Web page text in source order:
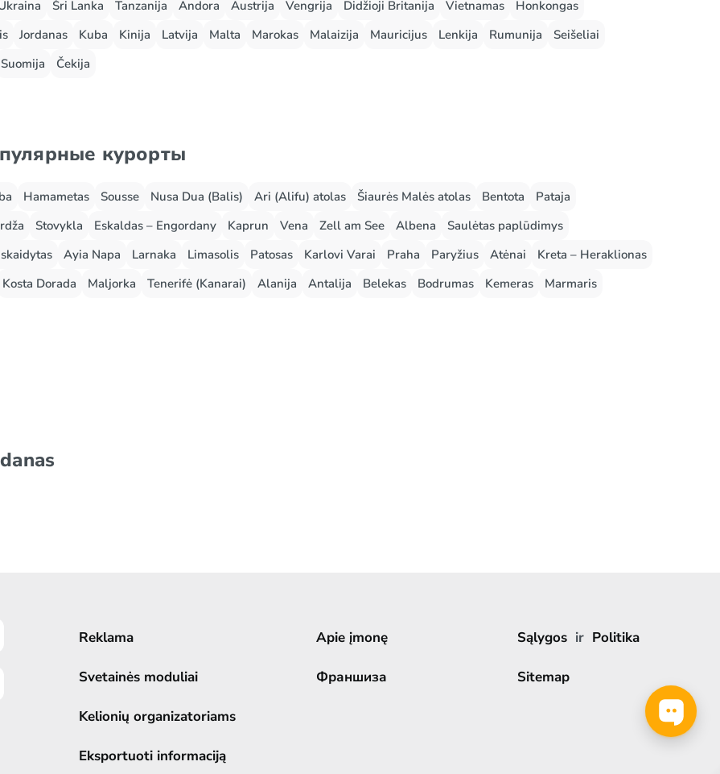
Šri Lanka Tanzanija Andora Austrija Vengrija Didžioji Britanija Vietnamas
Honkongas
Jordanas Kuba Kinija Latvija Malta Marokas Malaizija Mauricijus Lenkija Rumunija
Seišeliai
Suomija Čekija
курорты
Hamametas Sousse Nusa Dua (Balis) Ari (Alifu) atolas Šiaurės Malės atolas Bentota
Pataja
Stovykla Eskaldas – Engordany Kaprun Vena Zell am See Albena
Saulėtas paplūdimys
Ayia Napa Larnaka Limasolis Patosas Karlovi Varai Praha Paryžius Atėnai
Kreta – Heraklionas
Kosta Dorada Maljorka Tenerifė (Kanarai) Alanija Antalija Belekas Bodrumas Kemeras Marmaris
Reklama
Svetainės moduliai
Kelionių organizatoriams
Eksportuoti informaciją
Apie įmonę
Франшиза
Sąlygos ir Politika
Sitemap